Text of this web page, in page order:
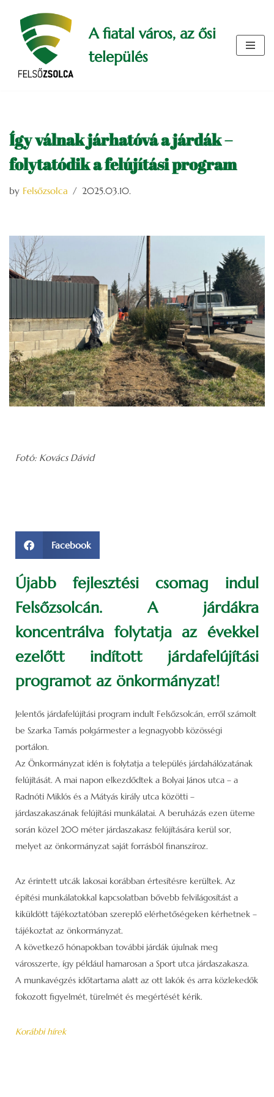
Skip
content
A fiatal város, az ősi
település
Így válnak járhatóvá a járdák –
folytatódik a felújítási program
by Felsőzsolca 2025.03.10.
Fotó: Kovács Dávid
Facebook
Újabb fejlesztési csomag indul
Felsőzsolcán. A járdákra
koncentrálva folytatja az évekkel
ezelőtt indított járdafelújítási
programot az önkormányzat!
Jelentős járdafelújítási program indult Felsőzsolcán, erről számolt
be Szarka Tamás polgármester a legnagyobb közösségi
portálon.
Az Önkormányzat idén is folytatja a település járdahálózatának
felújítását. A mai napon elkezdődtek a Bolyai János utca – a
Radnóti Miklós és a Mátyás király utca közötti –
járdaszakaszának felújítási munkálatai. A beruházás ezen üteme
során közel 200 méter járdaszakasz felújítására kerül sor,
melyet az önkormányzat saját forrásból finanszíroz.
Az érintett utcák lakosai korábban értesítésre kerültek. Az
építési munkálatokkal kapcsolatban bővebb felvilágosítást a
kiküldött tájékoztatóban szereplő elérhetőségeken kérhetnek –
tájékoztat az önkormányzat.
A következő hónapokban további járdák újulnak meg
városszerte, így például hamarosan a Sport utca járdaszakasza.
A munkavégzés időtartama alatt az ott lakók és arra közlekedők
fokozott figyelmét, türelmét és megértését kérik.
Korábbi hírek